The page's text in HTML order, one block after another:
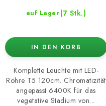
auf Lager (7 Stk.)
IN DEN KORB
Komplette Leuchte mit LED-
Röhre T5 120cm. Chromatizität
angepasst 6400K für das
vegetative Stadium von...